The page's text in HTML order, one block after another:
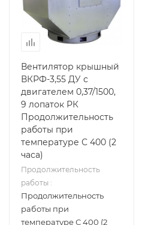
Вентилятор крышный
ВКРФ-3,55 ДУ с
двигателем 0,37/1500,
9 лопаток РК
Продолжительность
работы при
температуре С 400 (2
часа)
Продолжительность
работы :
Продолжительность
работы при
температуре С 400 (2